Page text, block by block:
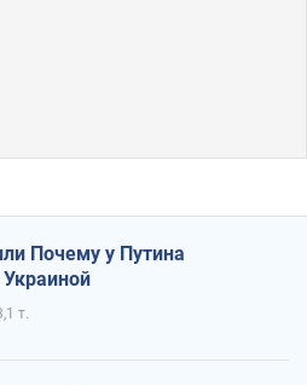
Почему у Путина
Украиной
т.